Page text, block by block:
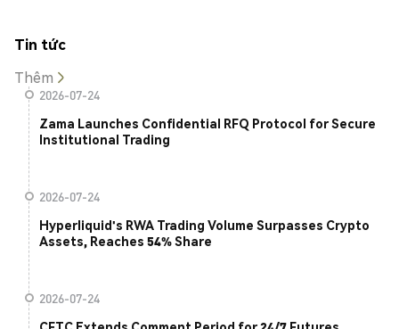
Tin tức
Thêm
2026-07-24
Zama Launches Confidential RFQ Protocol for Secure
Institutional Trading
2026-07-24
Hyperliquid's RWA Trading Volume Surpasses Crypto
Assets, Reaches 54% Share
2026-07-24